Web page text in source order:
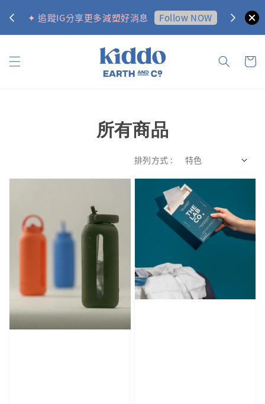
✦ 訂購金額滿 NTD 1000 享免運！（限台灣）
所有商品
排列方式 :